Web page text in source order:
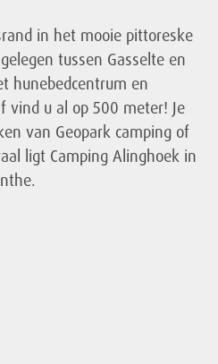
in het mooie pittoreske
tussen Gasselte en
hunebedcentrum en
vind u al op 500 meter! Je
van Geopark camping of
ligt Camping Alinghoek in